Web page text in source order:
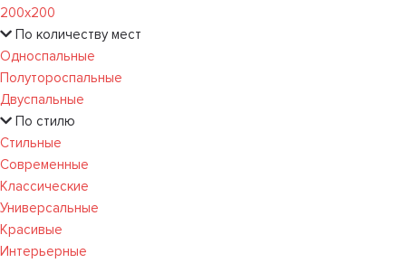
200х200
По количеству мест
Односпальные
Полутороспальные
Двуспальные
По стилю
Стильные
Современные
Классические
Универсальные
Красивые
Интерьерные